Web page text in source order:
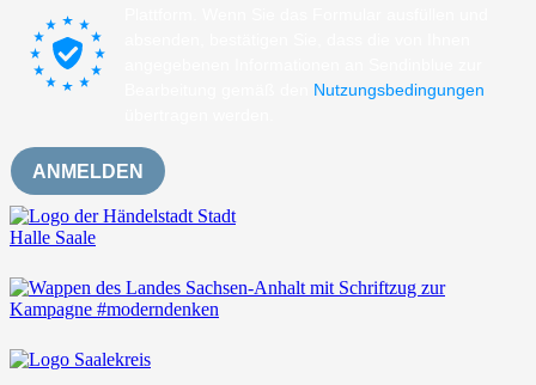
Nutzungsbedingungen
ANMELDEN